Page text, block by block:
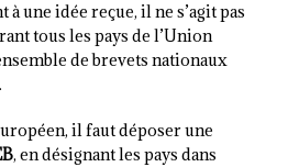
une idée reçue, il ne s’agit pas
tous les pays de l’Union
de brevets nationaux
il faut déposer une
, en désignant les pays dans